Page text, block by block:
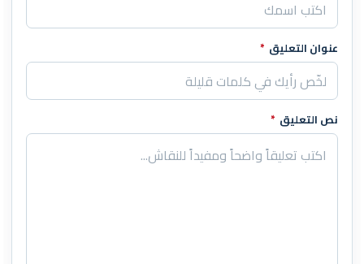
عنوان التعليق *
نص التعليق *